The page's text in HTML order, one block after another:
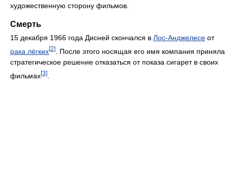
художественную сторону фильмов.
Смерть
15 декабря 1966 года Дисней скончался в Лос-Анджелесе от
рака лёгких[2]
. После этого носящая его имя компания приняла
стратегическое решение отказаться от показа сигарет в своих
фильмах[3]